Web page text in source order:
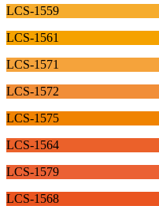
LCS-1559
LCS-1561
LCS-1571
LCS-1572
LCS-1575
LCS-1564
LCS-1579
LCS-1568